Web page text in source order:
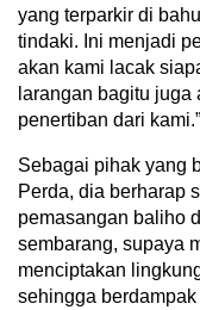
yang terparkir di
tindaki. Ini menjadi
akan kami lacak
larangan bagitu
penertiban dari
Sebagai pihak yang
Perda, dia berharap
pemasangan baliho
sembarang, supaya
menciptakan
sehingga